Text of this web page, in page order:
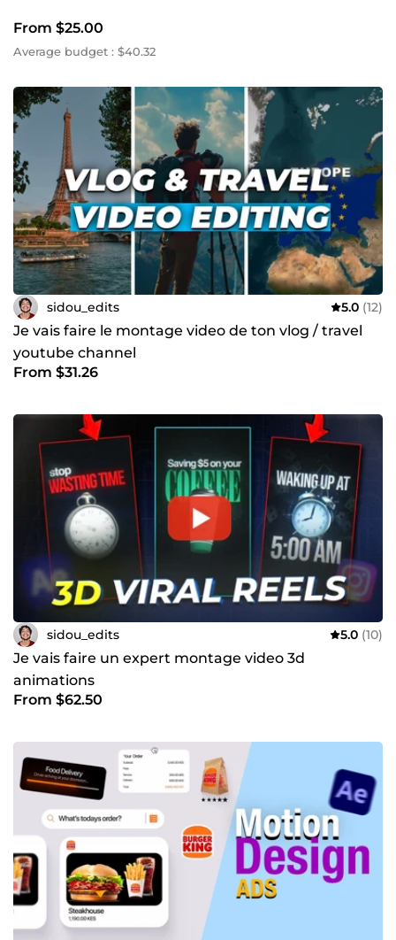
From $25.00
Average budget : $40.32
sidou_edits 5.0 (12)
Je vais faire le montage video de ton vlog / travel
youtube channel
From $31.26
sidou_edits 5.0 (10)
Je vais faire un expert montage video 3d
animations
From $62.50